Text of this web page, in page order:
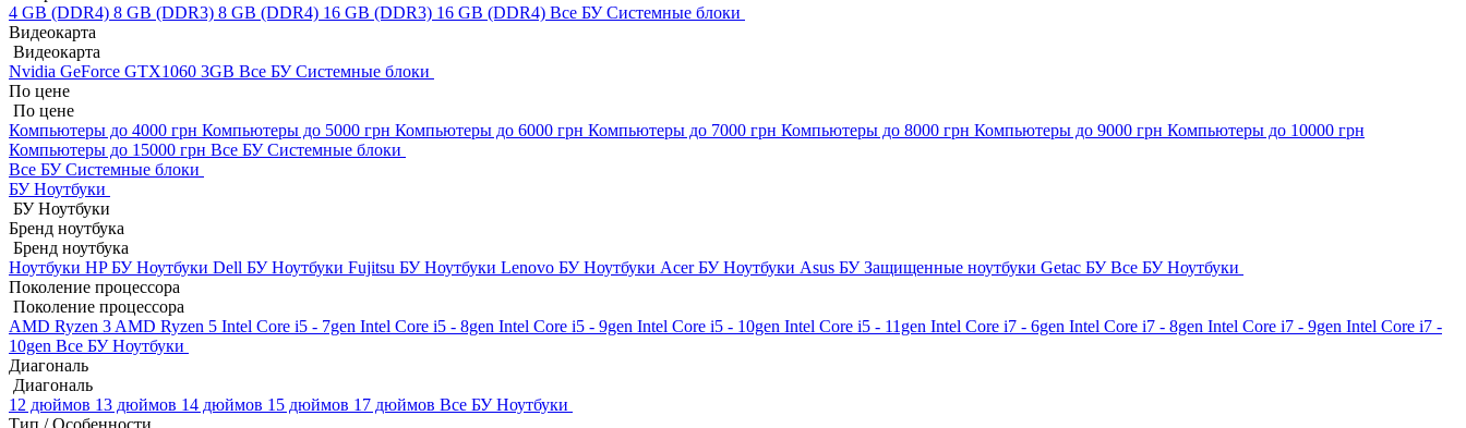
4 GB (DDR4) 8 GB (DDR3) 8 GB (DDR4) 16 GB (DDR3) 16 GB (DDR4) Все БУ Системные блоки
Видеокарта
Видеокарта
Nvidia GeForce GTX1060 3GB Все БУ Системные блоки
По цене
По цене
Компьютеры до 4000 грн Компьютеры до 5000 грн Компьютеры до 6000 грн Компьютеры до 7000 грн Компьютеры до 8000 грн Компьютеры до 9000 грн Компьютеры до 10000 грн
Компьютеры до 15000 грн Все БУ Системные блоки
Все БУ Системные блоки
БУ Ноутбуки
БУ Ноутбуки
Бренд ноутбука
Бренд ноутбука
Ноутбуки HP БУНоутбуки Dell БУНоутбуки Fujitsu БУНоутбуки Lenovo БУНоутбуки Acer БУНоутбуки Asus БУЗащищенные ноутбуки Getac БУВсе БУ Ноутбуки
Поколение процессора
Поколение процессора
AMD Ryzen 3 AMD Ryzen 5 Intel Core i5 - 7gen Intel Core i5 - 8gen Intel Core i5 - 9gen Intel Core i5 - 10gen Intel Core i5 - 11gen Intel Core i7 - 6gen Intel Core i7 - 8gen Intel Core i7 - 9gen Intel Core i7 -
10gen Все БУ Ноутбуки
Диагональ
Диагональ
12 дюймов 13 дюймов 14 дюймов 15 дюймов 17 дюймов Все БУ Ноутбуки
Тип / Особенности